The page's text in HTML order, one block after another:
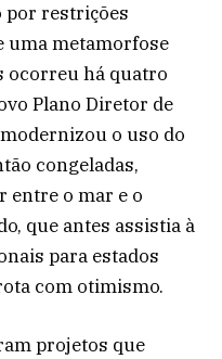
por restrições
uma metamorfose
ocorreu há quatro
Plano Diretor de
o uso do
congeladas,
entre o mar e o
que antes assistia à
para estados
com otimismo.
projetos que